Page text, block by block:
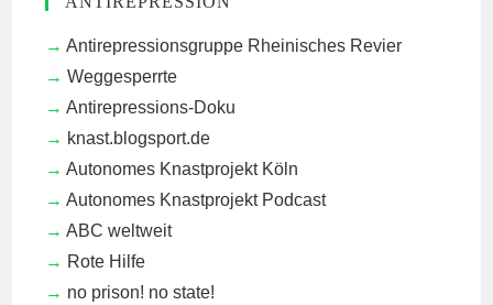
Antirepressionsgruppe Rheinisches Revier
Weggesperrte
Antirepressions-Doku
knast.blogsport.de
Autonomes Knastprojekt Köln
Autonomes Knastprojekt Podcast
ABC weltweit
Rote Hilfe
no prison! no state!